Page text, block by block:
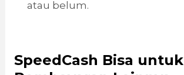
atau belum.
SpeedCash Bisa untuk